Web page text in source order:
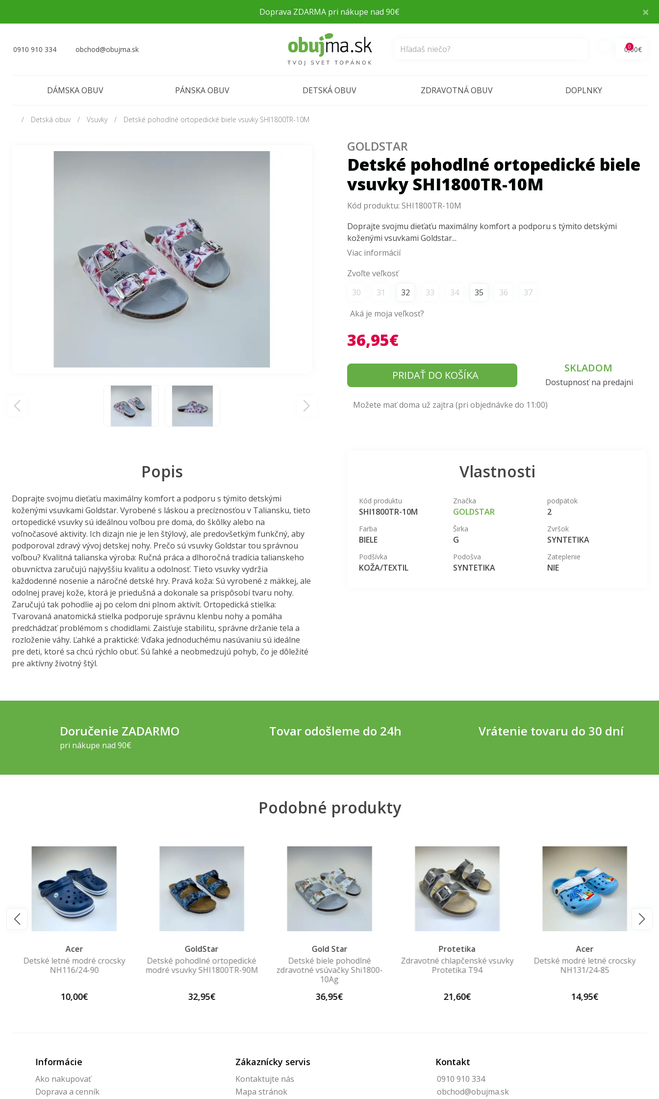
×
Doprava ZDARMA pri nákupe nad 90€
0910 910 334 obchod@obujma.sk 0
0,00€
DÁMSKA OBUV PÁNSKA OBUV DETSKÁ OBUV ZDRAVOTNÁ OBUV DOPLNKY
Detská obuv Vsuvky Detské pohodlné ortopedické biele vsuvky SHI1800TR-10M
Detské pohodlné ortopedické biele
vsuvky SHI1800TR-10M
GOLDSTAR
Kód produktu: SHI1800TR-10M
Doprajte svojmu dieťaťu maximálny komfort a podporu s týmito detskými
koženými vsuvkami Goldstar...
Viac informácií
Zvoľte veľkosť
30
31 32 33 34 35 36
37
Aká je moja veľkosť?
36,95€
SKLADOM
Dostupnosť na predajni
PRIDAŤ DO KOŠÍKA
Možete mať doma už zajtra (pri objednávke do 11:00)
Popis
Doprajte svojmu dieťaťu maximálny komfort a podporu s týmito detskými
koženými vsuvkami Goldstar. Vyrobené s láskou a precíznosťou v Taliansku, tieto
ortopedické vsuvky sú ideálnou voľbou pre doma, do škôlky alebo na
voľnočasové aktivity. Ich dizajn nie je len štýlový, ale predovšetkým funkčný, aby
podporoval zdravý vývoj detskej nohy. Prečo sú vsuvky Goldstar tou správnou
voľbou? Kvalitná talianska výroba: Ručná práca a dlhoročná tradícia talianskeho
obuvníctva zaručujú najvyššiu kvalitu a odolnosť. Tieto vsuvky vydržia
každodenné nosenie a náročné detské hry. Pravá koža: Sú vyrobené z mäkkej, ale
odolnej pravej kože, ktorá je priedušná a dokonale sa prispôsobí tvaru nohy.
Zaručujú tak pohodlie aj po celom dni plnom aktivít. Ortopedická stielka:
Tvarovaná anatomická stielka podporuje správnu klenbu nohy a pomáha
predchádzať problémom s chodidlami. Zaisťuje stabilitu, správne držanie tela a
rozloženie váhy. Ľahké a praktické: Vďaka jednoduchému nasúvaniu sú ideálne
pre deti, ktoré sa chcú rýchlo obuť. Sú ľahké a neobmedzujú pohyb, čo je dôležité
pre aktívny životný štýl.
Vlastnosti
Kód produktu
SHI1800TR-10M
Značka
GOLDSTAR
podpätok
2
Farba
BIELE
Širka
G
Zvršok
SYNTETIKA
Podšívka
KOŽA/TEXTIL
Podošva
SYNTETIKA
Zateplenie
NIE
Doručenie ZADARMO
pri nákupe nad 90€
Tovar odošleme do 24h Vrátenie tovaru do 30 dní
Podobné produkty
Acer
Detské letné modré crocsky
NH116/24-90
10,00€
GoldStar
Detské pohodlné ortopedické
modré vsuvky SHI1800TR-90M
32,95€
Gold Star
Detské biele pohodlné
zdravotné vsúvačky Shi1800-
10Ag
36,95€
Protetika
Zdravotné chlapčenské vsuvky
Protetika T94
21,60€
Acer
Detské modré letné crocsky
NH131/24-85
14,95€
Informácie
Ako nakupovať
Doprava a cenník
Zákaznícky servis
Kontaktujte nás
Mapa stránok
Kontakt
0910 910 334
obchod@obujma.sk